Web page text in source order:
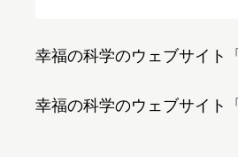
幸福の科学のウェブサイト「
幸福の科学のウェブサイト「